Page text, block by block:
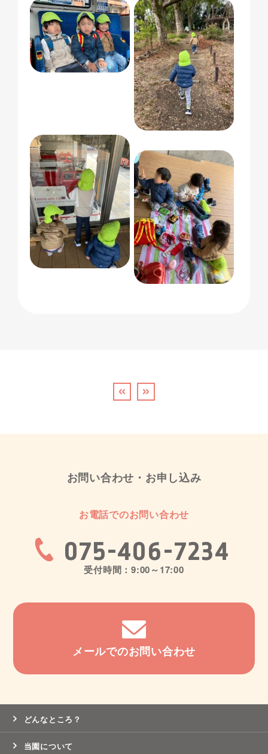
« »
お問い合わせ・お申し込み
お電話でのお問い合わせ
075-406-7234
受付時間：9:00～17:00
メールでのお問い合わせ
どんなところ？
当園について